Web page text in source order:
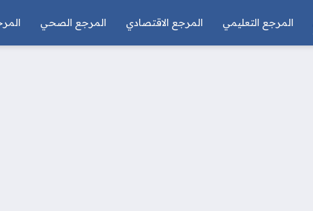
المرجع التعليمي المرجع الاقتصادي المرجع الصحي